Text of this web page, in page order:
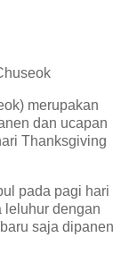
merupakan
dan ucapan
Thanksgiving
pada pagi hari
leluhur dengan
saja dipanen